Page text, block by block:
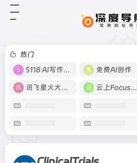
热门
5118 AI写作工具
免费AI创作
讯飞星火大模型 云上Focus接码
美国卫生研究所(NIH)下属美国国立
医学图书馆(NLM)与美国食品药品监
库全球最大临床试验注...